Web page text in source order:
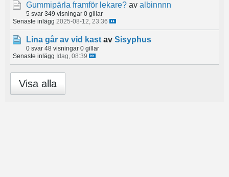
Gummipärla framför lekare? av albinnnn
5 svar 349 visningar 0 gillar
Senaste inlägg 2025-08-12, 23:36
Lina går av vid kast av Sisyphus
0 svar 48 visningar 0 gillar
Senaste inlägg Idag, 08:39
Visa alla